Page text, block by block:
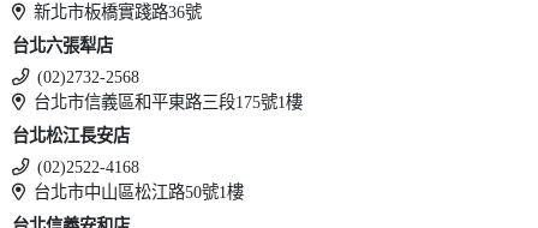
新北市板橋實踐路36號
台北六張犁店
(02)2732-2568
台北市信義區和平東路三段175號1樓
台北松江長安店
(02)2522-4168
台北市中山區松江路50號1樓